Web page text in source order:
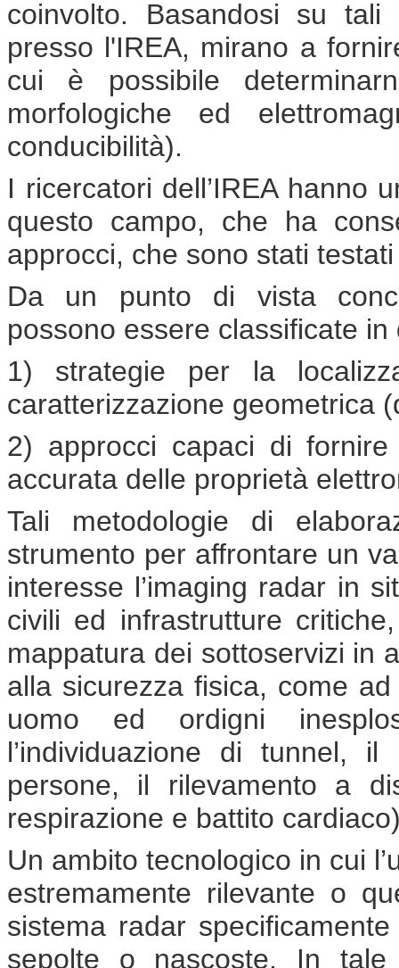
coinvolto. Basandosi su tali
presso l'IREA, mirano a
cui è possibile
morfologiche ed
conducibilità).
I ricercatori dell’IREA hanno
questo campo, che ha
approcci, che sono stati
Da un punto di vista
possono essere classificate in
1) strategie per la
caratterizzazione geometrica
2) approcci capaci di fornire
accurata delle proprietà
Tali metodologie di
strumento per affrontare un
interesse l’imaging radar in
civili ed infrastrutture
mappatura dei sottoservizi in
alla sicurezza fisica, come
uomo ed ordigni
l’individuazione di tunnel,
persone, il rilevamento a
respirazione e battito
Un ambito tecnologico in cui
estremamente rilevante o
sistema radar
sepolte o nascoste. In tale